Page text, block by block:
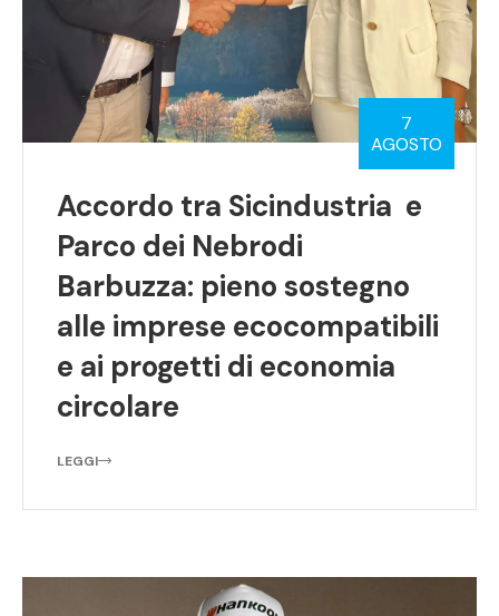
7
AGOSTO
Accordo tra Sicindustria e
Parco dei Nebrodi
Barbuzza: pieno sostegno
alle imprese ecocompatibili
e ai progetti di economia
circolare
LEGGI